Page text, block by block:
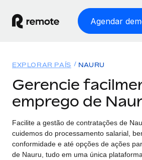
Agendar
EMPREGO GLOBAL
Processamento Salarial
Processamento salarial fácil e em
Employer of Record
Soluções
COBERTURA GLOBAL
Explorador de países
Encontra apoio para emprego
Preçário
EXPLORAR PAÍS NAURU
Gerencie
emprego de
Facilite a gestão de contratações de
cuidemos do processamento salarial,
conformidade e até opções de ações
de Nauru, tudo em uma única